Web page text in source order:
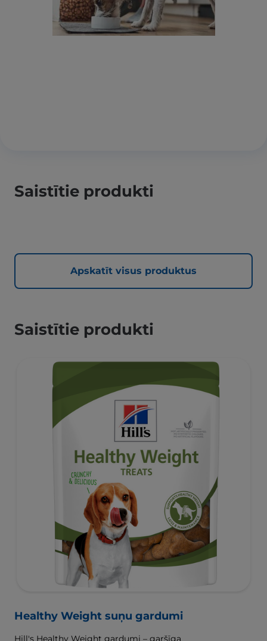
Saistītie produkti
Apskatīt visus produktus
Saistītie produkti
Healthy Weight suņu gardumi
Hill's Healthy Weight gardumi – garšīga